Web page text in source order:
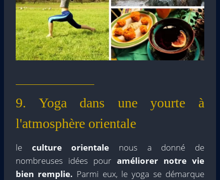
9. Yoga dans une yourte à
l'atmosphère orientale
le culture orientale nous a donné de
nombreuses idées pour améliorer notre vie
bien remplie. Parmi eux, le yoga se démarque